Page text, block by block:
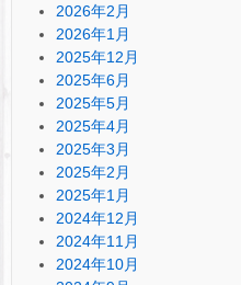
2026年2月
2026年1月
2025年12月
2025年6月
2025年5月
2025年4月
2025年3月
2025年2月
2025年1月
2024年12月
2024年11月
2024年10月